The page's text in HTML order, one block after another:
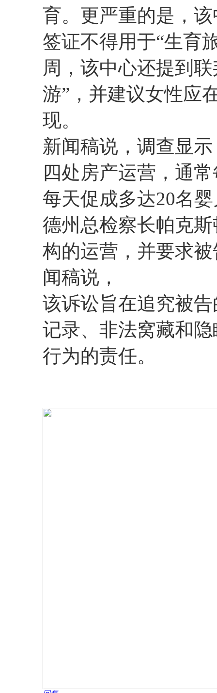
育。更严重的是，
签证不得用于“生育
周，该中心还提到
游”，并建议女性应
现。
新闻稿说，调查显
四处房产运营，通
每天促成多达20名
德州总检察长帕克
构的运营，并要求
闻稿说，
该诉讼旨在追究被
记录、非法窝藏和
行为的责任。